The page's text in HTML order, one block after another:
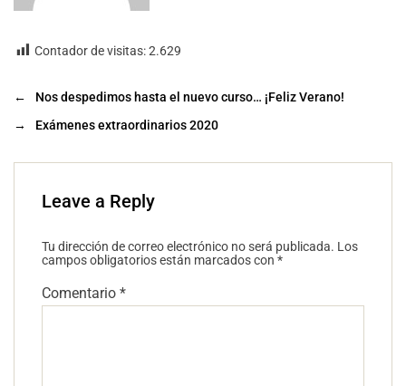
Contador de visitas:2.629
←
Nos despedimos hasta el nuevo curso… ¡Feliz Verano!
→
Exámenes extraordinarios 2020
Leave a Reply
Tu dirección de correo electrónico no será publicada. Los
campos obligatorios están marcados con *
Comentario *